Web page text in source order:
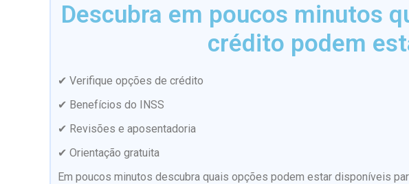
Descubra em poucos minutos
crédito podem
✔ Verifique opções de crédito
✔ Benefícios do INSS
✔ Revisões e aposentadoria
✔ Orientação gratuita
Em poucos minutos descubra quais opções podem estar disponíveis